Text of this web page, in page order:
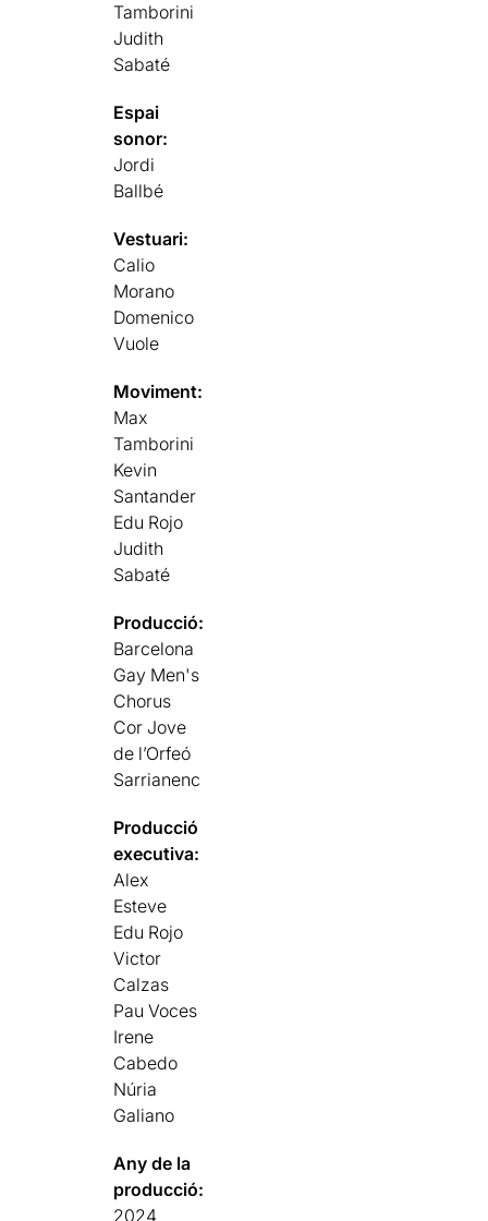
Tamborini
Judith
Sabaté
Espai
sonor:
Jordi
Ballbé
Vestuari:
Calio
Morano
Domenico
Vuole
Moviment:
Max
Tamborini
Kevin
Santander
Edu Rojo
Judith
Sabaté
Producció:
Barcelona
Gay Men's
Chorus
Cor Jove
de l’Orfeó
Sarrianenc
Producció
executiva:
Alex
Esteve
Edu Rojo
Victor
Calzas
Pau Voces
Irene
Cabedo
Núria
Galiano
Any de la
producció:
2024